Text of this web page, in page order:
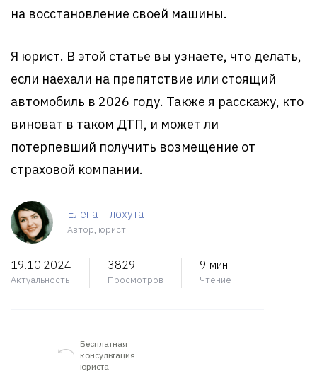
на восстановление своей машины.
Я юрист. В этой статье вы узнаете, что делать,
если наехали на препятствие или стоящий
автомобиль в 2026 году. Также я расскажу, кто
виноват в таком ДТП, и может ли
потерпевший получить возмещение от
страховой компании.
Елена Плохута
Автор, юрист
19.10.2024
Актуальность
3829
Просмотров
9 мин
Чтение
Бесплатная
консультация
юриста